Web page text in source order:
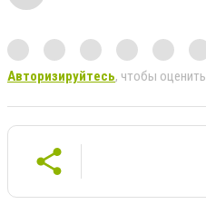
Авторизируйтесь, чтобы оценить